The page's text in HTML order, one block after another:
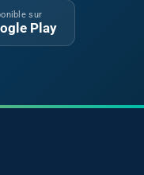
sur
Play